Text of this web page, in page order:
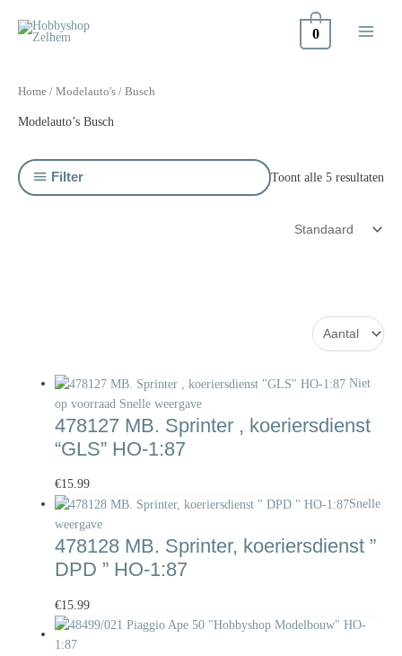
naar
0
Home / Modelauto's / Busch
Modelauto’s Busch
Filter Toont alle 5 resultaten
Niet
op voorraad Snelle weergave
478127 MB. Sprinter , koeriersdienst
“GLS” HO-1:87
€15.99
Snelle
weergave
478128 MB. Sprinter, koeriersdienst ”
DPD ” HO-1:87
€15.99